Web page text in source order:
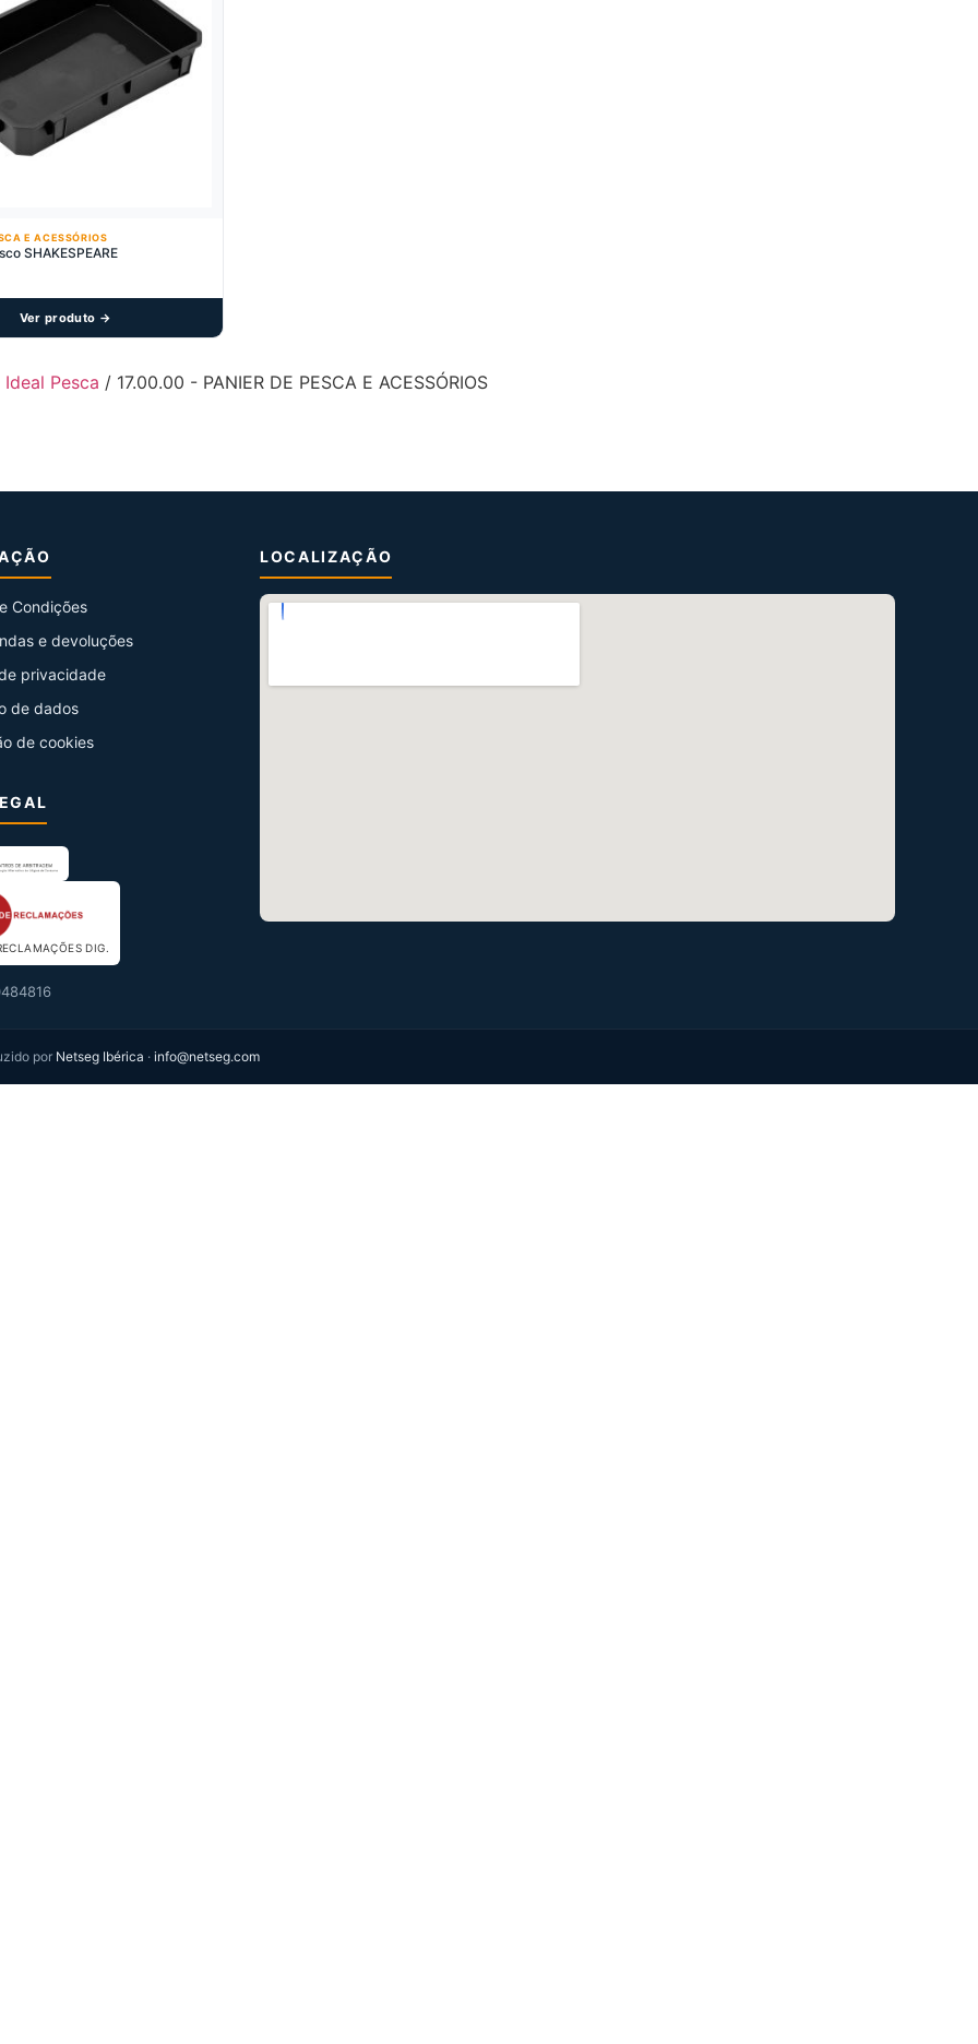
E ACESSÓRIOS
SHAKESPEARE
Ver produto →
Ideal Pesca / 17.00.00 - PANIER DE PESCA E ACESSÓRIOS
Condições
e devoluções
privacidade
de dados
de cookies
DIG.
LOCALIZAÇÃO
por Netseg Ibérica · info@netseg.com